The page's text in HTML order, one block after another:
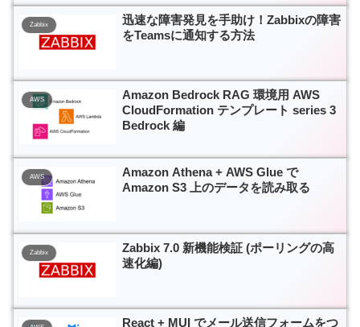
Zabbix
迅速な障害発見を手助け！Zabbixの障害
をTeamsに通知する方法
AWS
Amazon Bedrock RAG 環境用 AWS
CloudFormation テンプレート series 3
Bedrock 編
AWS
Amazon Athena + AWS Glue で
Amazon S3 上のデータを読み取る
Zabbix
Zabbix 7.0 新機能検証 (ポーリングの高
速化編)
React + MUI でメール送信フォームをつ